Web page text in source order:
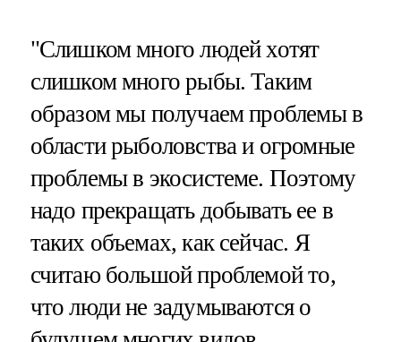
"Слишком много людей хотят
слишком много рыбы. Таким
образом мы получаем проблемы в
области рыболовства и огромные
проблемы в экосистеме. Поэтому
надо прекращать добывать ее в
таких объемах, как сейчас. Я
считаю большой проблемой то,
что люди не задумываются о